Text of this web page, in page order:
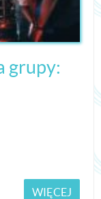
grupy:
WIĘCEJ